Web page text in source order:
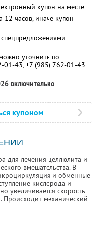
купон на месте
12 часов, иначе купон
уточнить по
01-43, +7 (985) 762-01-43
включительно
купоном
для лечения целлюлита и
вмешательства. В
и обменные
кислорода и
увеличивается скорость
Происходит механический